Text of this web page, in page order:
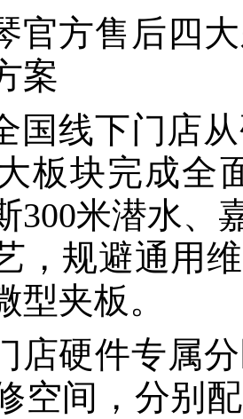
官方售后四
案
国线下门店
板块完成全
300米潜水、
，规避通用
型夹板。
店硬件专属
空间，分别